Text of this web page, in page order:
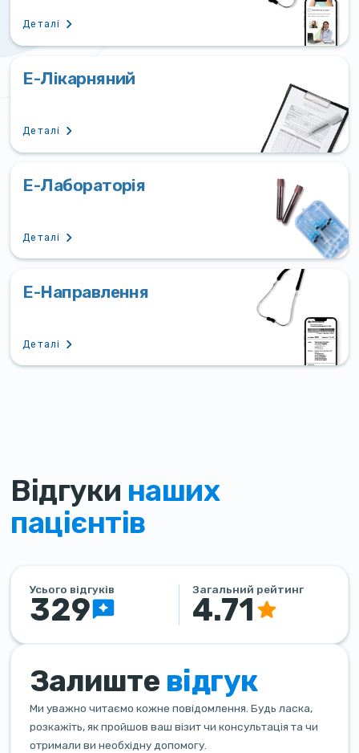
Деталі
Е-Лікарняний
Деталі
Е-Лабораторія
Деталі
Е-Направлення
Деталі
Відгуки наших
пацієнтів
Усього відгуків
329
Загальний рейтинг
4.71
Залиште відгук
Ми уважно читаємо кожне повідомлення. Будь ласка,
розкажіть, як пройшов ваш візит чи консультація та чи
отримали ви необхідну допомогу.